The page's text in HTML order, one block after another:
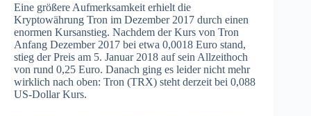
Eine größere Aufmerksamkeit erhielt die
Kryptowährung Tron im Dezember 2017 durch einen
enormen Kursanstieg. Nachdem der Kurs von Tron
Anfang Dezember 2017 bei etwa 0,0018 Euro stand,
stieg der Preis am 5. Januar 2018 auf sein Allzeithoch
von rund 0,25 Euro. Danach ging es leider nicht mehr
wirklich nach oben: Tron (TRX) steht derzeit bei 0,088
US-Dollar Kurs.